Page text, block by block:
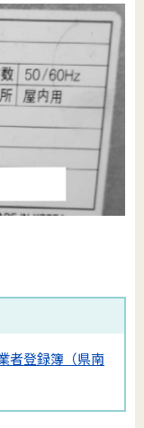
者登録簿（県南